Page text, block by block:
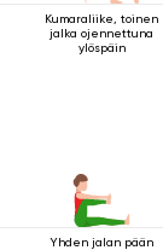
Kumaraliike, toinen
jalka ojennettuna
ylöspäin
Yhden jalan pään